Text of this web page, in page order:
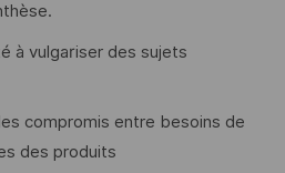
à vulgariser des sujets
compromis entre besoins de
des produits